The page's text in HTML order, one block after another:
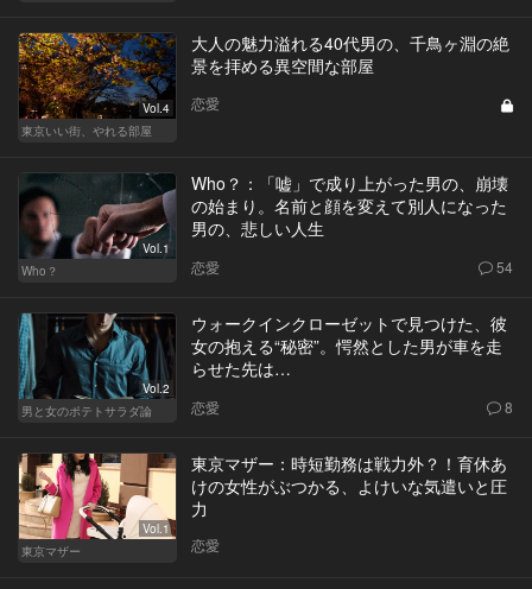
Vol.4
東京いい街、やれる部屋
大人の魅力溢れる40代男の、千鳥ヶ淵の絶
景を拝める異空間な部屋
恋愛
Vol.1
Who？
Who？：「嘘」で成り上がった男の、崩壊
の始まり。名前と顔を変えて別人になった
男の、悲しい人生
恋愛 54
Vol.2
男と女のポテトサラダ論
ウォークインクローゼットで見つけた、彼
女の抱える“秘密”。愕然とした男が車を走
らせた先は…
恋愛 8
Vol.1
東京マザー
東京マザー：時短勤務は戦力外？！育休あ
けの女性がぶつかる、よけいな気遣いと圧
力
恋愛